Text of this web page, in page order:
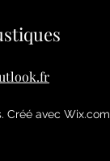
Créé avec Wix.com